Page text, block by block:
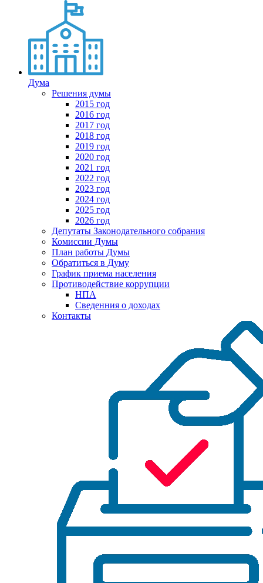
Дума
Решения думы
2015 год
2016 год
2017 год
2018 год
2019 год
2020 год
2021 год
2022 год
2023 год
2024 год
2025 год
2026 год
Депутаты Законодательного собрания
Комиссии Думы
План работы Думы
Обратиться в Думу
График приема населения
Противодействие коррупции
НПА
Сведенния о доходах
Контакты